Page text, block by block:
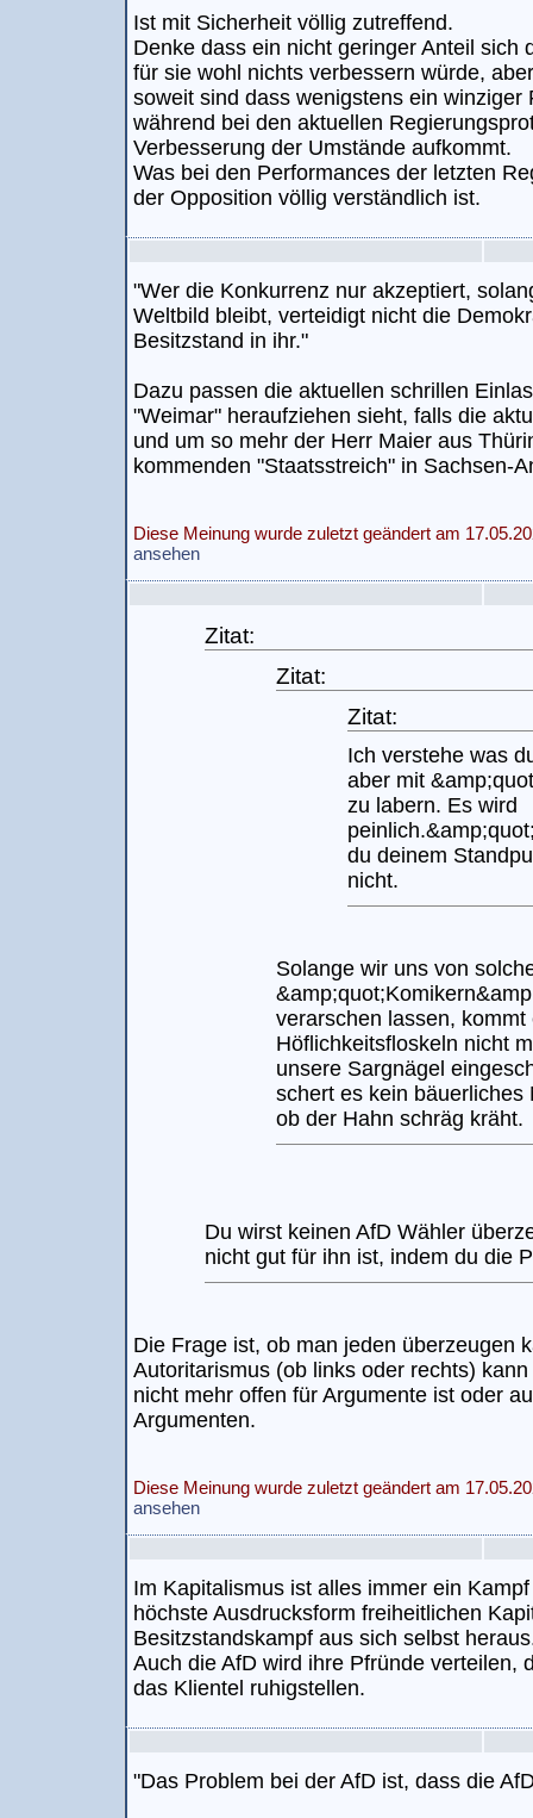
Ist mit Sicherheit völlig zutreffend.
Denke dass ein nicht geringer Anteil sich
für sie wohl nichts verbessern würde,
soweit sind dass wenigstens ein winziger
während bei den aktuellen
Verbesserung der Umstände aufkommt.
Was bei den Performances der letzten
der Opposition völlig verständlich ist.
"Wer die Konkurrenz nur akzeptiert,
Weltbild bleibt, verteidigt nicht die
Besitzstand in ihr."
Dazu passen die aktuellen schrillen
"Weimar" heraufziehen sieht, falls die
und um so mehr der Herr Maier aus
kommenden "Staatsstreich" in Sachsen-
Diese Meinung wurde zuletzt geändert am
ansehen
Zitat:
Zitat:
Zitat:
Ich verstehe was
aber mit
zu labern. Es wird
du deinem
nicht.
Solange wir uns von
verarschen lassen, kommt
Höflichkeitsfloskeln nicht
unsere Sargnägel
schert es kein bäuerliches
ob der Hahn schräg kräht.
Du wirst keinen AfD Wähler
nicht gut für ihn ist, indem du die
Die Frage ist, ob man jeden überzeugen
Autoritarismus (ob links oder rechts)
nicht mehr offen für Argumente ist oder
Argumenten.
Diese Meinung wurde zuletzt geändert am
ansehen
Im Kapitalismus ist alles immer ein
höchste Ausdrucksform freiheitlichen
Besitzstandskampf aus sich selbst
Auch die AfD wird ihre Pfründe verteilen,
das Klientel ruhigstellen.
"Das Problem bei der AfD ist, dass die